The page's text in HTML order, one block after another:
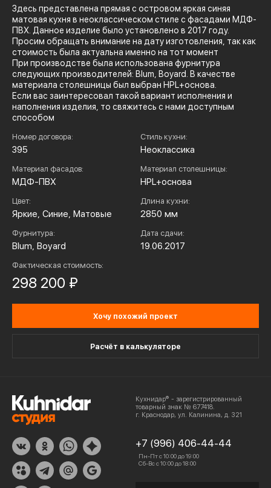
Здесь представлена прямая с островом яркая синяя
матовая кухня в неоклассическом стиле с фасадами МДФ-
ПВХ. Данное изделие было установлено в 2017 году.
Просим обращать внимание на дату изготовления, так как
стоимость была актуальна именно на тот момент
При производстве была использована фурнитура
следующих производителей: Blum, Boyard. В качестве
материала столешницы был выбран HPL+основа.
Если вас заинтересовал такой вариант исполнения и
наполнения изделия, то свяжитесь с нами доступным
способом
Номер договора:
395
Стиль кухни:
Неоклассика
Материал фасадов:
МДФ-ПВХ
Материал столешницы:
HPL+основа
Цвет:
Яркие, Синие, Матовые
Длина кухни:
2850 мм
Фурнитура:
Blum, Boyard
Дата сдачи:
19.06.2017
Фактическая стоимость:
298 200 ₽
Хочу похожий проект
Расчёт в калькуляторе
Кухнидар® - зарегистрированный
товарный знак № 677418.
г. Краснодар, ул. Калинина, д. 321
+7 (996) 406-44-44
Пн-Пт с 10:00 до 19:00
Сб-Вс с 10:00 до 18:00